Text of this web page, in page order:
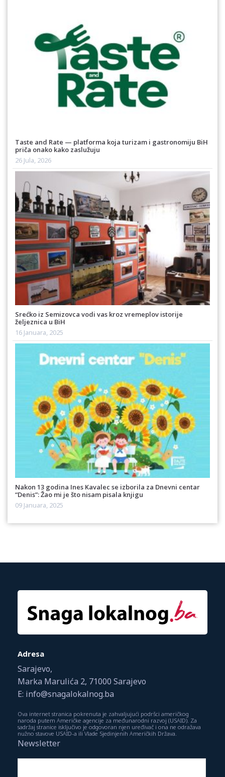
Taste and Rate — platforma koja turizam i gastronomiju BiH
priča onako kako zaslužuju
26 Jula, 2026
Srećko iz Semizovca vodi vas kroz vremeplov istorije
željeznica u BiH
16 Januara, 2025
Nakon 13 godina Ines Kavalec se izborila za Dnevni centar
“Denis”: Žao mi je što nisam pisala knjigu
09 Januara, 2025
Adresa
Sarajevo,
Marka Marulića 2, 71000 Sarajevo
E: info@snagalokalnog.ba
Ova internet stranica pokrenuta je zahvaljujući podršci američkog
naroda putem Američke agencije za međunarodni razvoj (USAID). Za
sadržaj stranice isključivo je odgovoran njen uređivač i ona ne odražava
nužno stavove USAID-a ili Vlade Sjedinjenih Američkih Država.
Newsletter